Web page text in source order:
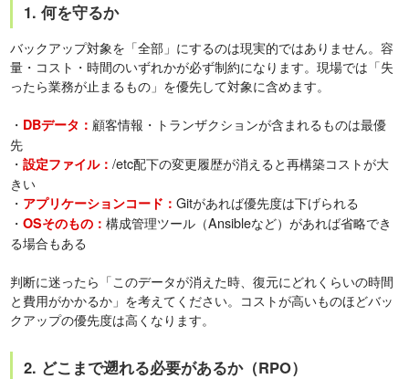
1. 何を守るか
バックアップ対象を「全部」にするのは現実的ではありません。容
量・コスト・時間のいずれかが必ず制約になります。現場では「失
ったら業務が止まるもの」を優先して対象に含めます。
・ DBデータ： 顧客情報・トランザクションが含まれるものは最優
先
・設定ファイル：/etc配下の変更履歴が消えると再構築コストが大
きい
・ アプリケーションコード：Gitがあれば優先度は下げられる
・OSそのもの：構成管理ツール（Ansibleなど）があれば省略でき
る場合もある
判断に迷ったら「このデータが消えた時、復元にどれくらいの時間
と費用がかかるか」を考えてください。コストが高いものほどバッ
クアップの優先度は高くなります。
2. どこまで遡れる必要があるか（RPO）